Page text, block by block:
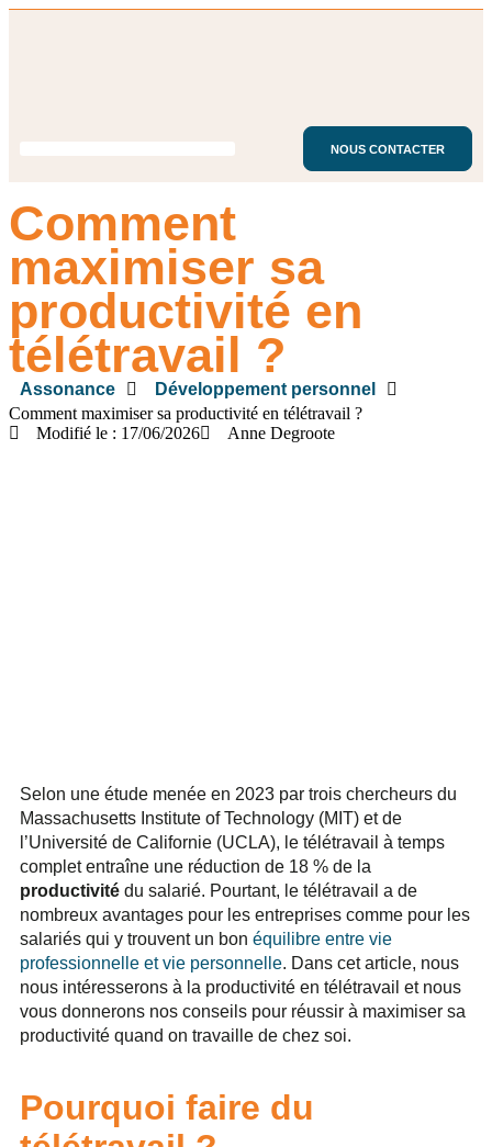
NOUS CONTACTER
Comment
maximiser sa
productivité en
télétravail ?
Assonance
Développement personnel
Comment maximiser sa productivité en télétravail ?
Modifié le : 17/06/2026
Anne Degroote
Selon une étude menée en 2023 par trois chercheurs du
Massachusetts Institute of Technology (MIT) et de
l’Université de Californie (UCLA), le télétravail à temps
complet entraîne une réduction de 18 % de la
productivité du salarié. Pourtant, le télétravail a de
nombreux avantages pour les entreprises comme pour les
salariés qui y trouvent un bon équilibre entre vie
professionnelle et vie personnelle. Dans cet article, nous
nous intéresserons à la productivité en télétravail et nous
vous donnerons nos conseils pour réussir à maximiser sa
productivité quand on travaille de chez soi.
Pourquoi faire du